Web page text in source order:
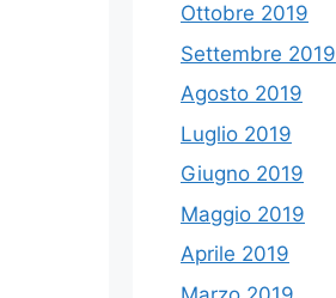
Ottobre 2019
Settembre 2019
Agosto 2019
Luglio 2019
Giugno 2019
Maggio 2019
Aprile 2019